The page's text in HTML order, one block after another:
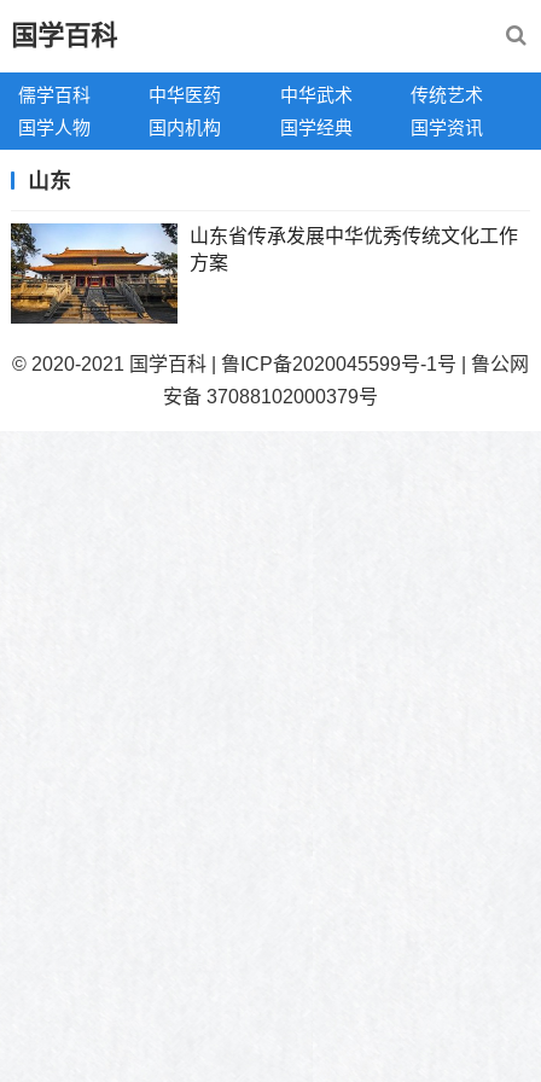
国学百科
儒学百科 中华医药 中华武术
传统艺术
国学人物
国内机构 国学经典 国学资讯
山东
山东省传承发展中华优秀传统文化工作
方案
© 2020-2021 国学百科 鲁ICP备2020045599号-1号
鲁公网
安备 37088102000379号